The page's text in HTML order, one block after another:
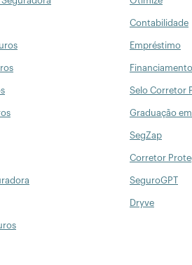
Contabilidade
Empréstimo
Financiamento
Selo Corretor
Graduação
SegZap
Corretor
SeguroGPT
Dryve